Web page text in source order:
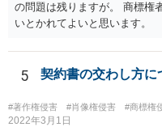
の問題は残りますが。 商標権
いとかれてよいと思います。
5 契約書の交わし方に
#著作権侵害 #肖像権侵害 #商標権
2022年3月1日